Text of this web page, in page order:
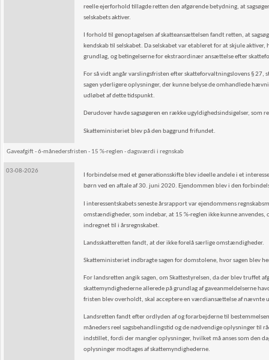
reelle ejerforhold tillagde retten den afgørende betydning, at
selskabets aktiver.
I forhold til genoptagelsen af skatteansættelsen fandt retten, at
kendskab til selskabet. Da selskabet var etableret for at skjule
grundlag, og betingelserne for ekstraordinær ansættelse efter
For så vidt angår varslingsfristen efter skatteforvaltningslovens §
sagen yderligere oplysninger, der kunne belyse de omhandlede
udløbet af dette tidspunkt.
Derudover havde sagsøgeren en række ugyldighedsindsigelser, som
Skatteministeriet blev på den baggrund frifundet.
Gaveafgift - 6-månedersfristen - 15 %-reglen - dagsværdi i regnskab
03-08-2026
I forbindelse med et generationsskifte blev ideelle andele i et
børn ved en aftale af 30. juni 2020. Ejendommen blev i den
I interessentskabets seneste årsrapport var ejendommens
omstændigheder, som indebar, at 15 %-reglen ikke kunne
indregnet til i årsregnskabet.
Landsskatteretten fandt, at der ikke forelå særlige omstændigheder.
Skatteministeriet indbragte sagen for domstolene, hvor sagen blev
For landsretten angik sagen, om Skattestyrelsen, da der blev truffet
skattemyndighederne allerede på grundlag af gaveanmeldelserne
fristen blev overholdt, skal acceptere en værdiansættelse af nævnte
Landsretten fandt efter ordlyden af og forarbejderne til
måneders reel sagsbehandlingstid og de nødvendige oplysninger til
indstillet, fordi der mangler oplysninger, hvilket må anses som den
oplysninger modtages af skattemyndighederne.